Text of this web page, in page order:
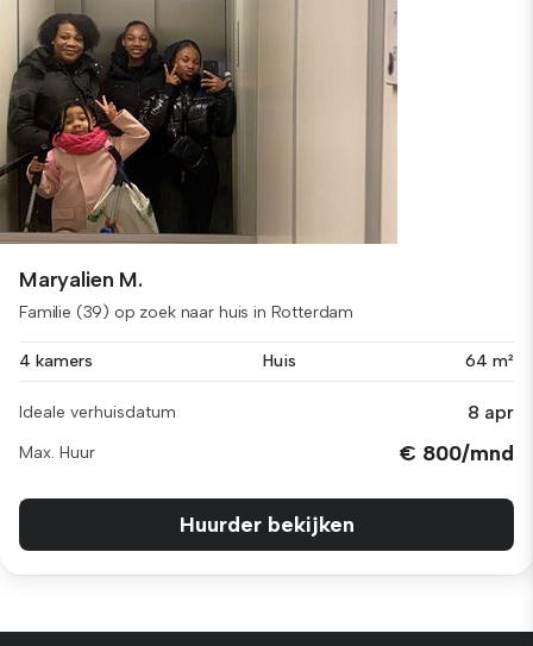
Maryalien M.
Familie (39) op zoek naar huis in Rotterdam
4 kamers Huis 64 m²
Ideale verhuisdatum 8 apr
Max. Huur € 800/mnd
Huurder bekijken